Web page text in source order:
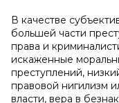
В качестве
большей части
права и
искаженные
преступлений,
правовой нигилизм
власти, вера в